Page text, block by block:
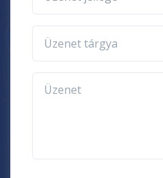
Üzenet